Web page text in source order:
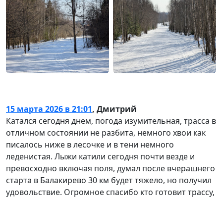
15 марта 2026 в 21:01, Дмитрий
Катался сегодня днем, погода изумительная, трасса в
отличном состоянии не разбита, немного хвои как
писалось ниже в лесочке и в тени немного
леденистая. Лыжи катили сегодня почти везде и
превосходно включая поля, думал после вчерашнего
старта в Балакирево 30 км будет тяжело, но получил
удовольствие. Огромное спасибо кто готовит трассу,